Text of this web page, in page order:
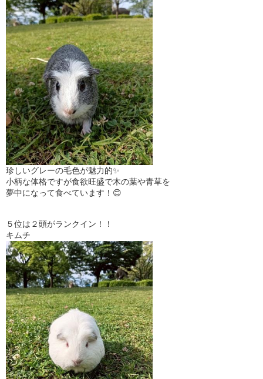
珍しいグレーの毛色が魅力的✨
小柄な体格ですが食欲旺盛で木の葉や青草を
夢中になって食べています！😊
５位は２頭がランクイン！！
キムチ